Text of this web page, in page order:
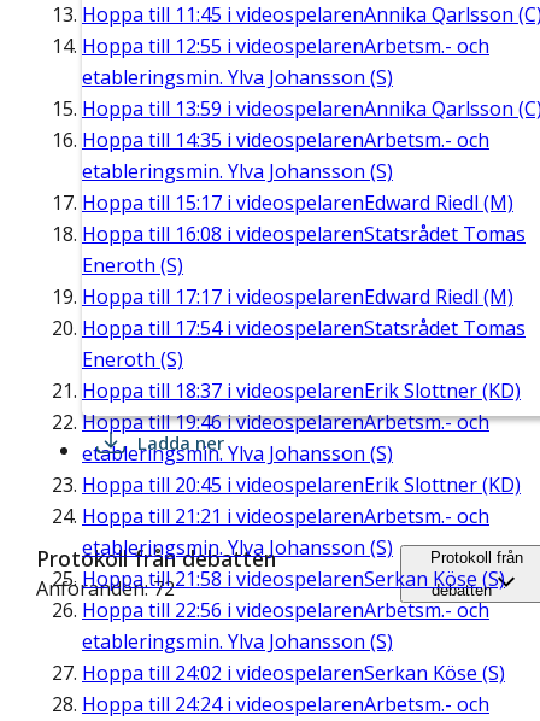
Hoppa till 11:45 i videospelarenAnnika Qarlsson
Hoppa till 12:55 i videospelarenArbetsm.- och
etableringsmin. Ylva Johansson (S)
Hoppa till 13:59 i videospelarenAnnika Qarlsson
Hoppa till 14:35 i videospelarenArbetsm.- och
etableringsmin. Ylva Johansson (S)
Hoppa till 15:17 i videospelarenEdward Riedl (M)
Hoppa till 16:08 i videospelarenStatsrådet Tomas
Eneroth (S)
Hoppa till 17:17 i videospelarenEdward Riedl (M)
Hoppa till 17:54i videospelarenStatsrådet Tomas
Eneroth (S)
Hoppa till 18:37 i videospelarenErik Slottner (KD)
Hoppa till19:46i videospelarenArbetsm.- och
etableringsmin. Ylva Johansson (S)
Hoppa till 20:45 i videospelarenErik Slottner (KD)
Hoppa till 21:21 i videospelarenArbetsm.- och
etableringsmin. Ylva Johansson (S)
Hoppa till21:58 i videospelarenSerkan Köse (S)
Hoppa till 22:56 i videospelarenArbetsm.- och
etableringsmin. Ylva Johansson (S)
Hoppa till 24:02 i videospelarenSerkan Köse (S)
Hoppa till 24:24i videospelarenArbetsm.- och
Ladda ner
Protokoll från debatten
Anföranden: 72
Protokoll från
debatten